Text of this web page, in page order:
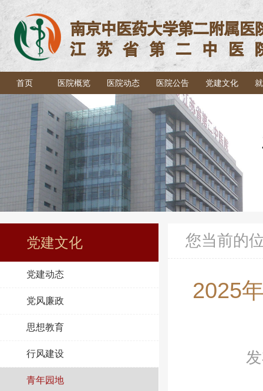
首页 医院概览 医院动态 医院公告 党建文化
党建文化
党建动态
党风廉政
思想教育
行风建设
青年园地
您当前的
2025